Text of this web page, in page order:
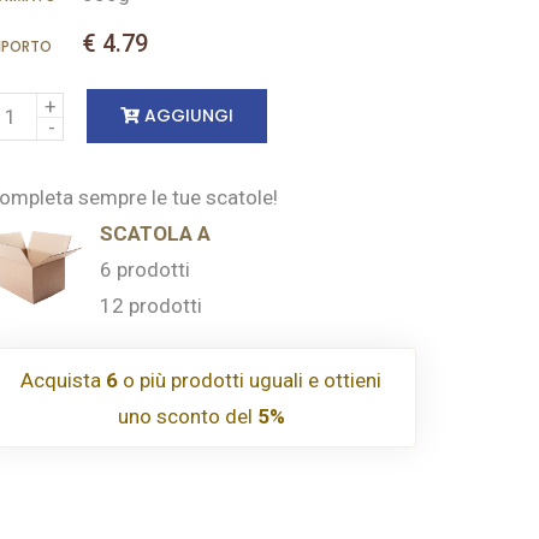
€ 4.79
AGGIUNGI
sempre le tue scatole!
SCATOLA A
6 prodotti
12 prodotti
Acquista 6 o più prodotti uguali e ottieni
uno sconto del 5%